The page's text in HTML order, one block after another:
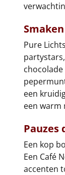
Pure
een
een warm
Pauzes
Een kop
Een Café
accenten